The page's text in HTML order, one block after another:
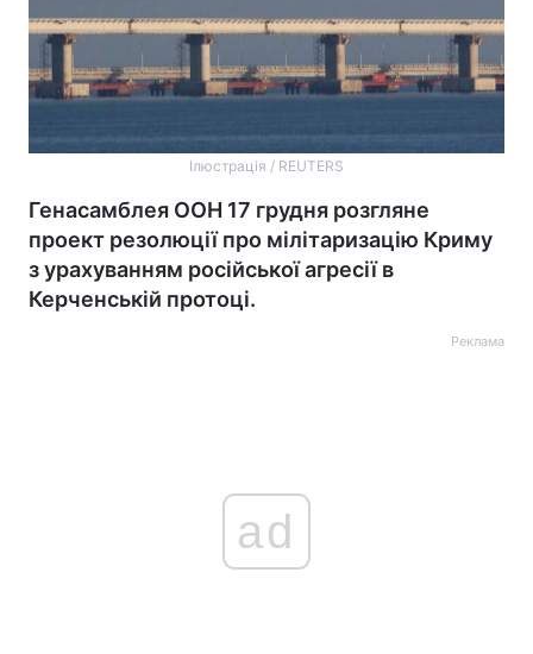
Ілюстрація / REUTERS
Генасамблея ООН 17 грудня розгляне
проект резолюції про мілітаризацію Криму
з урахуванням російської агресії в
Керченській протоці.
Реклама
ad